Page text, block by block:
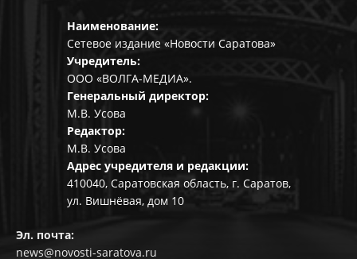
Наименование:
Сетевое издание «Новости Саратова»
Учредитель:
ООО «ВОЛГА-МЕДИА».
Генеральный директор:
М.В. Усова
Редактор:
М.В. Усова
Адрес учредителя и редакции:
410040, Саратовская область, г. Саратов,
ул. Вишнёвая, дом 10
Эл. почта:
news@novosti-saratova.ru